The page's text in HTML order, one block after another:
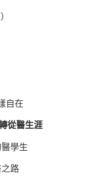
自在
從醫生涯
學生
路